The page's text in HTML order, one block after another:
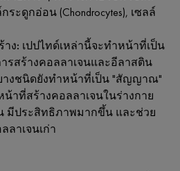
ระดูกอ่อน (Chondrocytes), เซลล์
ง: เปปไทด์เหล่านี้จะทำหน้าที่เป็น
รสร้างคอลลาเจนและอีลาสติน
างชนิดยังทำหน้าที่เป็น "สัญญาณ"
าที่สร้างคอลลาเจนในร่างกาย
มีประสิทธิภาพมากขึ้น และช่วย
ลาเจนเก่า